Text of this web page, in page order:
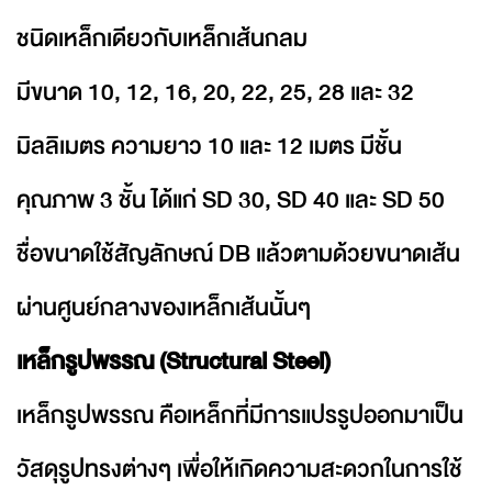
ชนิดเหล็กเดียวกับเหล็กเส้นกลม
มีขนาด 10, 12, 16, 20, 22, 25, 28 และ 32
มิลลิเมตร ความยาว 10 และ 12 เมตร มีชั้น
คุณภาพ 3 ชั้น ได้แก่ SD 30, SD 40 และ SD 50
ชื่อขนาดใช้สัญลักษณ์ DB แล้วตามด้วยขนาดเส้น
ผ่านศูนย์กลางของเหล็กเส้นนั้นๆ
เหล็กรูปพรรณ (Structural Steel)
เหล็กรูปพรรณ คือเหล็กที่มีการแปรรูปออกมาเป็น
วัสดุรูปทรงต่างๆ เพื่อให้เกิดความสะดวกในการใช้